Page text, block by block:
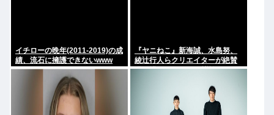
イチローの晩年(2011-2019)の成
績、流石に擁護できないwww
『ヤニねこ』新海誠、水島努、
綾辻行人らクリエイターが絶賛
過激描写はBPOでも議論に